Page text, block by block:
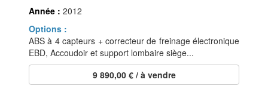
Année : 2012
Options :
ABS à 4 capteurs + correcteur de freinage électronique
EBD, Accoudoir et support lombaire siège...
9 890,00 € / à vendre